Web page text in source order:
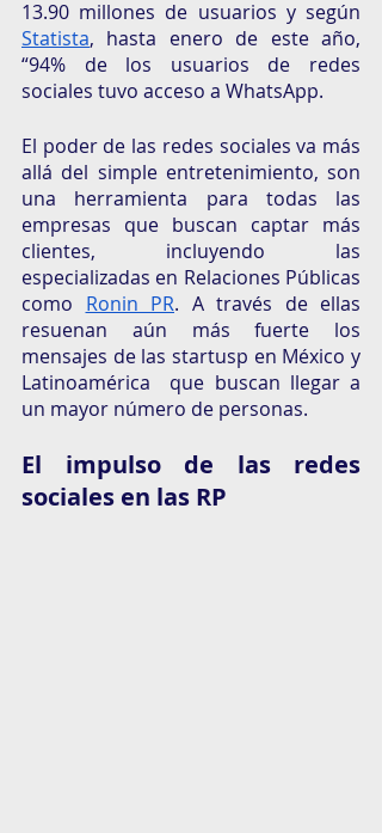
Statista, hasta enero de este año,
“94% de los usuarios de redes
sociales tuvo acceso a WhatsApp.
El poder de las redes sociales va más
allá del simple entretenimiento, son
una herramienta para todas las
empresas que buscan captar más
clientes, incluyendo las
especializadas en Relaciones Públicas
como Ronin PR. A través de ellas
resuenan aún más fuerte los
mensajes de las startusp en México y
Latinoamérica  que buscan llegar a
un mayor número de personas.
El impulso de las redes
sociales en las RP